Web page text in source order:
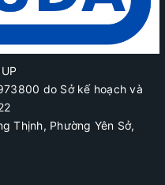
do Sở kế hoạch và
Thịnh, Phường Yên Sở,